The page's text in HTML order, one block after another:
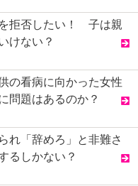
拒否したい！ 子は親
けない？
の看病に向かった女性
問題はあるのか？
れ「辞めろ」と非難さ
るしかない？